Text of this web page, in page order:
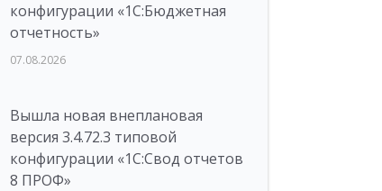
конфигурации «1C:Бюджетная
отчетность»
07.08.2026
Вышла новая внеплановая
версия 3.4.72.3 типовой
конфигурации «1C:Свод отчетов
8 ПРОФ»